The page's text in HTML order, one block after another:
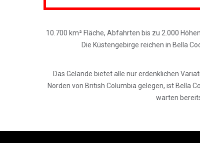
10.700 km² Fläche, Abfahrten bis zu 2.000
Die Küstengebirge reichen in Bella
Das Gelände bietet alle nur erdenklichen
Norden von British Columbia gelegen, ist Bella
warten